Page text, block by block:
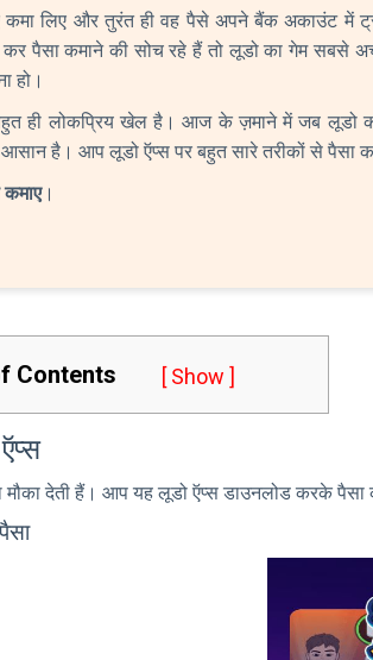
लिए और तुरंत ही वह पैसे अपने बैंक अकाउंट में
पैसा कमाने की सोच रहे हैं तो लूडो का गेम सबसे
हो।
ही लोकप्रिय खेल है। आज के ज़माने में जब लूडो
है। आप लूडो ऍप्स पर बहुत सारे तरीकों से पैसा
।
Contents [ Show ]
मौका देती हैं। आप यह लूडो ऍप्स डाउनलोड करके